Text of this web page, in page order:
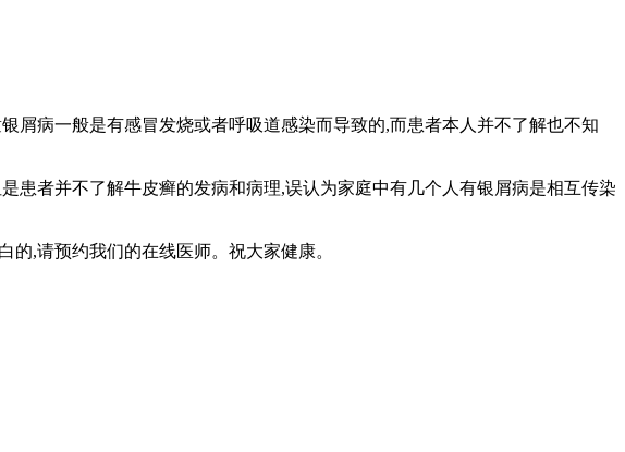
屑病一般是有感冒发烧或者呼吸道感染而导致的,而患者本人并不了解也不知
患者并不了解牛皮癣的发病和病理,误认为家庭中有几个人有银屑病是相互传染
,请预约我们的在线医师。祝大家健康。